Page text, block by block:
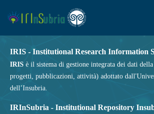
IRIS - Institutional Research Information
IRIS è il sistema di gestione integrata dei dati
progetti, pubblicazioni, attività) adottato
dell’Insubria.
IRInSubria - Institutional Repository